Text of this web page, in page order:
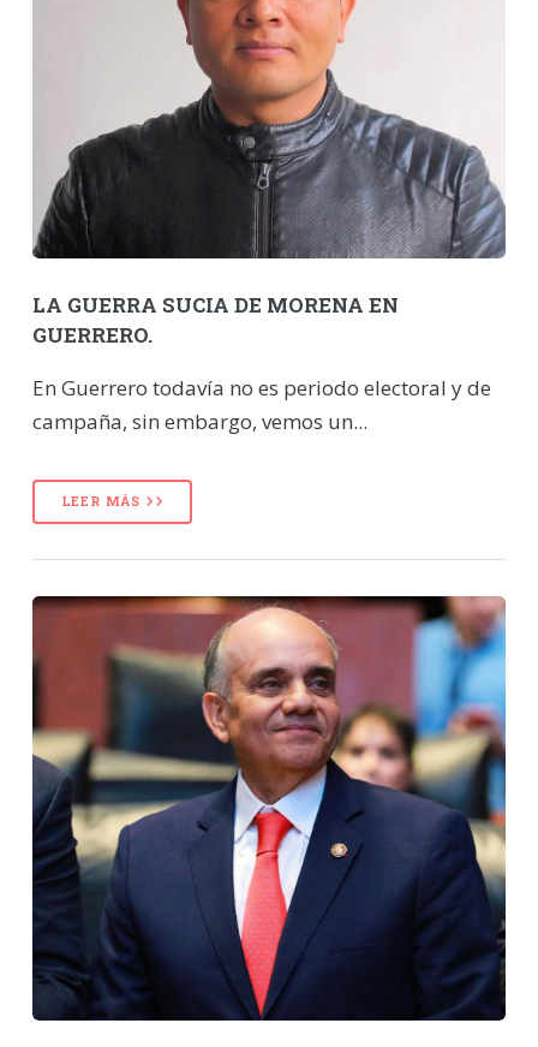
LA GUERRA SUCIA DE MORENA EN
GUERRERO.
En Guerrero todavía no es periodo electoral y de
campaña, sin embargo, vemos un...
LEER MÁS